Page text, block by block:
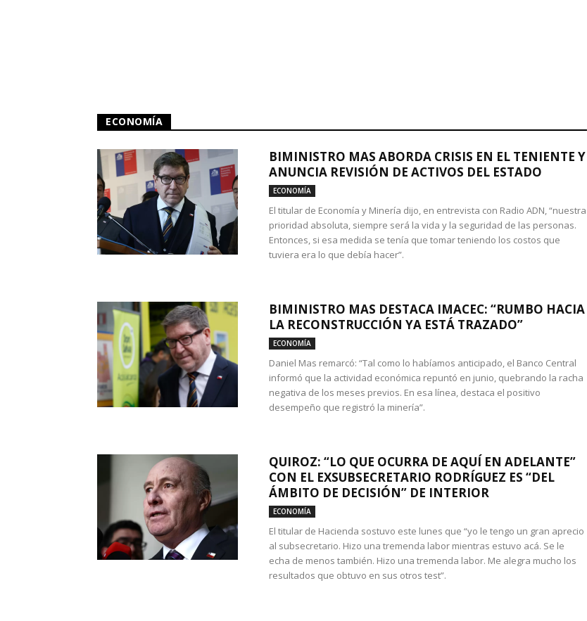
ECONOMÍA
BIMINISTRO MAS ABORDA CRISIS EN EL TENIENTE Y
ANUNCIA REVISIÓN DE ACTIVOS DEL ESTADO
ECONOMÍA
El titular de Economía y Minería dijo, en entrevista con Radio ADN, “nuestra
prioridad absoluta, siempre será la vida y la seguridad de las personas.
Entonces, si esa medida se tenía que tomar teniendo los costos que
tuviera era lo que debía hacer”.
BIMINISTRO MAS DESTACA IMACEC: “RUMBO HACIA
LA RECONSTRUCCIÓN YA ESTÁ TRAZADO”
ECONOMÍA
Daniel Mas remarcó: “Tal como lo habíamos anticipado, el Banco Central
informó que la actividad económica repuntó en junio, quebrando la racha
negativa de los meses previos. En esa línea, destaca el positivo
desempeño que registró la minería”.
QUIROZ: “LO QUE OCURRA DE AQUÍ EN ADELANTE”
CON EL EXSUBSECRETARIO RODRÍGUEZ ES “DEL
ÁMBITO DE DECISIÓN” DE INTERIOR
ECONOMÍA
El titular de Hacienda sostuvo este lunes que “yo le tengo un gran aprecio
al subsecretario. Hizo una tremenda labor mientras estuvo acá. Se le
echa de menos también. Hizo una tremenda labor. Me alegra mucho los
resultados que obtuvo en sus otros test”.